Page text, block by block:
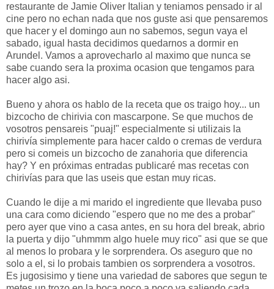
restaurante de Jamie Oliver Italian y teniamos pensado ir al
cine pero no echan nada que nos guste asi que pensaremos
que hacer y el domingo aun no sabemos, segun vaya el
sabado, igual hasta decidimos quedarnos a dormir en
Arundel. Vamos a aprovecharlo al maximo que nunca se
sabe cuando sera la proxima ocasion que tengamos para
hacer algo asi.
Bueno y ahora os hablo de la receta que os traigo hoy... un
bizcocho de chirivia con mascarpone. Se que muchos de
vosotros pensareis "puaj!" especialmente si utilizais la
chirivía simplemente para hacer caldo o cremas de verdura
pero si comeis un bizcocho de zanahoria que diferencia
hay? Y en próximas entradas publicaré mas recetas con
chirivías para que las useis que estan muy ricas.
Cuando le dije a mi marido el ingrediente que llevaba puso
una cara como diciendo "espero que no me des a probar"
pero ayer que vino a casa antes, en su hora del break, abrio
la puerta y dijo "uhmmm algo huele muy rico" asi que se que
al menos lo probara y le sorprendera. Os aseguro que no
solo a el, si lo probais tambien os sorprendera a vosotros.
Es jugosisimo y tiene una variedad de sabores que segun te